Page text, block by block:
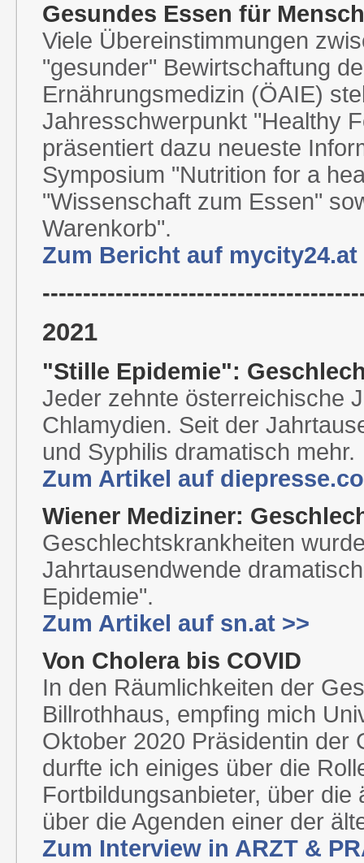
Gesundes Essen für
Viele Übereinstimmungen
"gesunder" Bewirtschaftung
Ernährungsmedizin (ÖAIE)
Jahresschwerpunkt "Healthy
präsentiert dazu neueste
Symposium "Nutrition for a
"Wissenschaft zum Essen"
Warenkorb".
Zum Bericht auf mycity24.at
2021
"Stille Epidemie":
Jeder zehnte österreichische
Chlamydien. Seit der
und Syphilis dramatisch mehr.
Zum Artikel auf
Wiener Mediziner:
Geschlechtskrankheiten
Jahrtausendwende
Epidemie".
Zum Artikel auf sn.at >>
Von Cholera bis COVID
In den Räumlichkeiten der
Billrothhaus, empfing mich
Oktober 2020 Präsidentin der
durfte ich einiges über die
Fortbildungsanbieter, über
über die Agenden einer der
Zum Interview in ARZT &